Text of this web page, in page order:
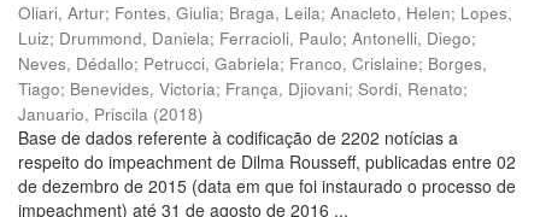
Oliari, Artur; Fontes, Giulia; Braga, Leila; Anacleto, Helen; Lopes,
Luiz; Drummond, Daniela; Ferracioli, Paulo; Antonelli, Diego;
Neves, Dédallo; Petrucci, Gabriela; Franco, Crislaine; Borges,
Tiago; Benevides, Victoria; França, Djiovani; Sordi, Renato;
Januario, Priscila (2018)
Base de dados referente à codificação de 2202 notícias a
respeito do impeachment de Dilma Rousseff, publicadas entre 02
de dezembro de 2015 (data em que foi instaurado o processo de
impeachment) até 31 de agosto de 2016 ...